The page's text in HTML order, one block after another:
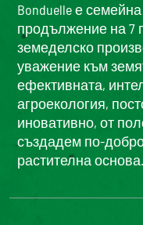
Bonduelle е
продължение на 7
земеделско
уважение към
ефективната,
агроекология,
иновативно, от
създадем по-
растителна основа.